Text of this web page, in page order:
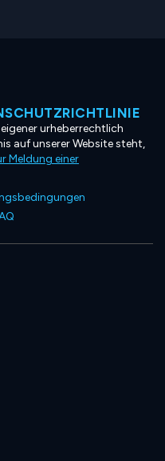
urheberrechtlich
auf unserer Website steht,
Meldung einer